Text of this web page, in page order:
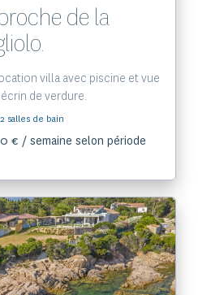
de la
villa avec piscine et vue
de verdure.
salles de bain
€ / semaine selon période
le bien